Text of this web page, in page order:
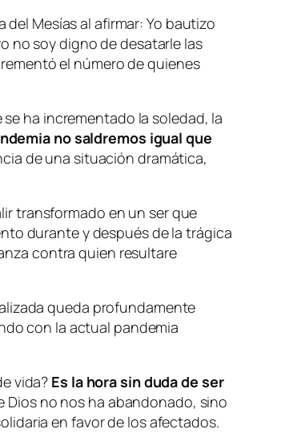
Mesías al afirmar: Yo bautizo
no soy digno de desatarle las
el número de quienes
ha incrementado la soledad, la
no saldremos igual que
de una situación dramática,
transformado en un ser que
durante y después de la trágica
contra quien resultare
queda profundamente
con la actual pandemia
vida? Es la hora sin duda de ser
Dios no nos ha abandonado, sino
en favor de los afectados.